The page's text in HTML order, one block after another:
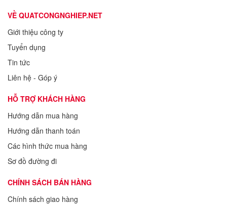
VỀ QUATCONGNGHIEP.NET
Giới thiệu công ty
Tuyển dụng
Tin tức
Liên hệ - Góp ý
HỖ TRỢ KHÁCH HÀNG
Hướng dẫn mua hàng
Hướng dẫn thanh toán
Các hình thức mua hàng
Sơ đồ đường đi
CHÍNH SÁCH BÁN HÀNG
Chính sách giao hàng